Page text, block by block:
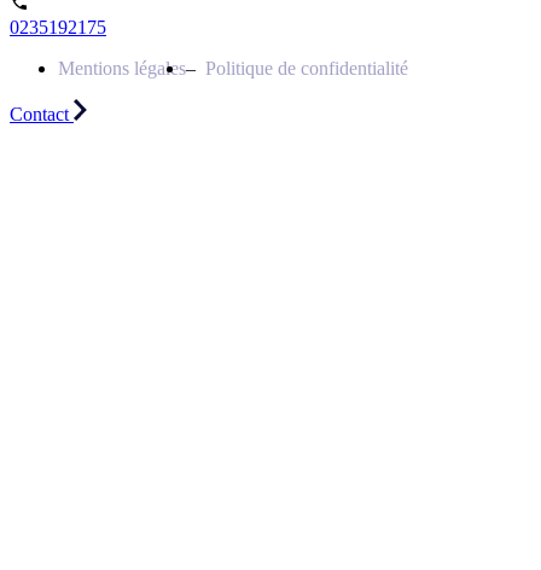
0235192175
Mentions légales
Politique de confidentialité
Contact